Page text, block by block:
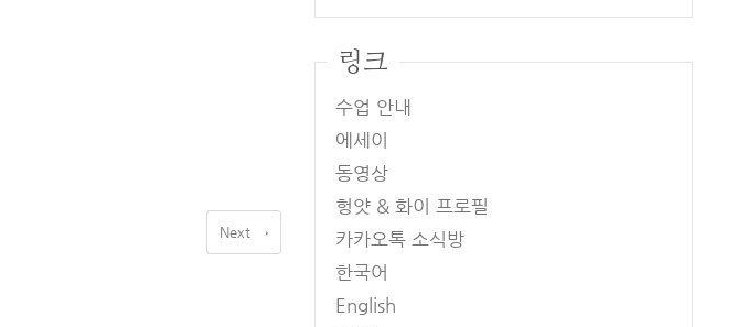
Next →
링크
수업 안내
에세이
동영상
헝얏 & 화이 프로필
카카오톡 소식방
한국어
English